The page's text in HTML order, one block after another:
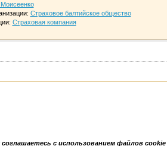
Страховое балтийское общество
Страховая компания
с использованием файлов